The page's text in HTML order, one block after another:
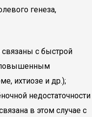
генеза,
с быстрой
повышенным
ихтиозе и др.);
недостаточности
в этом случае с